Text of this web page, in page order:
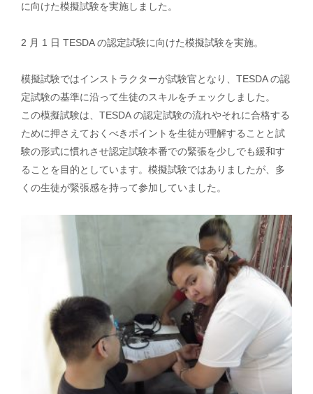
に向けた模擬試験を実施しました。
2 月 1 日 TESDA の認定試験に向けた模擬試験を実施。
模擬試験ではインストラクターが試験官となり、TESDA の認
定試験の基準に沿って生徒のスキルをチェックしました。
この模擬試験は、TESDA の認定試験の流れやそれに合格する
ために押さえておくべきポイントを生徒が理解することと試
験の形式に慣れさせ認定試験本番での緊張を少しでも緩和す
ることを目的としています。模擬試験ではありましたが、多
くの生徒が緊張感を持って参加していました。